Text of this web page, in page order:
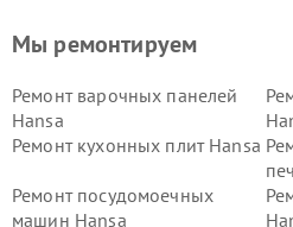
Мы ремонтируем
Ремонт варочных панелей
Hansa
Ремонт кухонных плит Hansa
Ремонт посудомоечных
машин Hansa